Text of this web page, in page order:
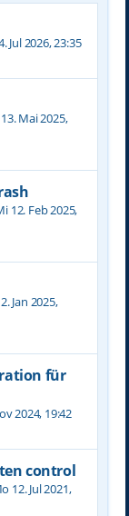
Jul 2026, 23:35
Mai 2025,
12. Feb 2025,
Jan 2025,
für
2024, 19:42
control
12. Jul 2021,